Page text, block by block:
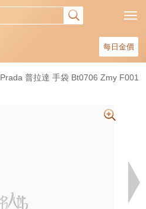
每日金價
Prada 普拉達 手袋 Bt0706 Zmy F001